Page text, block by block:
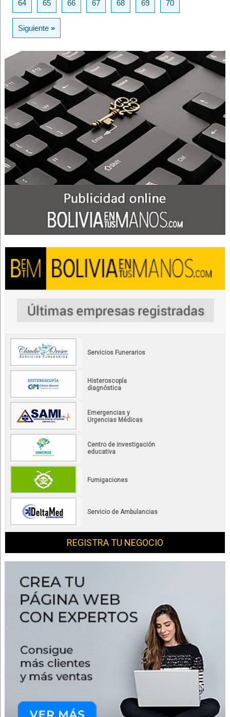
64 65 66 67 68 69 70
Siguiente»
Servicios Funerarios
Histeroscopía
diagnóstica
Emergencias y
Urgencias Médicas
Centro de investigación
educativa
Fumigaciones
Servicio de Ambulancias
REGISTRA TU NEGOCIO